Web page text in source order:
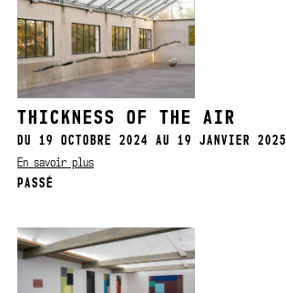
THICKNESS OF THE AIR
DU 19 OCTOBRE 2024 AU 19 JANVIER 2025
En savoir plus
PASSÉ